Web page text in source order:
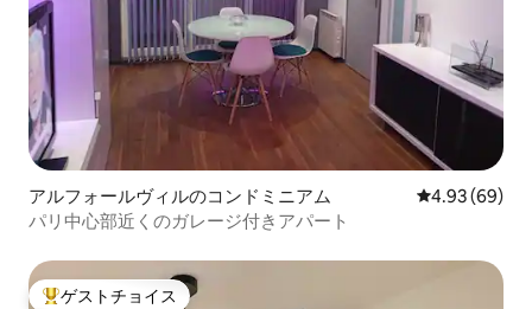
アルフォールヴィルのコンドミニアム レビュー69
4.93 (69)
パリ中心部近くのガレージ付きアパート
ゲストチョイス